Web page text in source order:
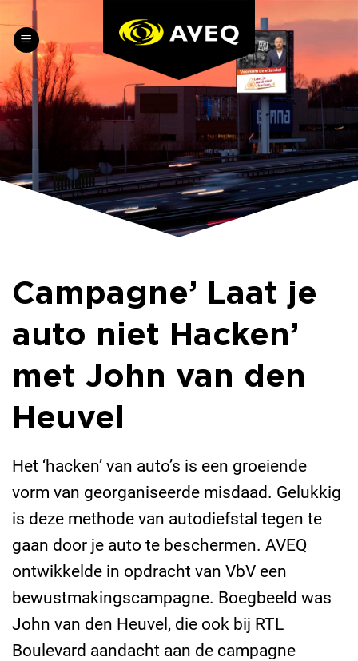
to
content
Campagne’ Laat je
auto niet Hacken’
met John van den
Heuvel
Het ‘hacken’ van auto’s is een groeiende
vorm van georganiseerde misdaad. Gelukkig
is deze methode van autodiefstal tegen te
gaan door je auto te beschermen. AVEQ
ontwikkelde in opdracht van VbV een
bewustmakingscampagne. Boegbeeld was
John van den Heuvel, die ook bij RTL
Boulevard aandacht aan de campagne